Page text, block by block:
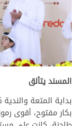
.
المسند يتألق
بداية المتعة
بكار مفتوح، أقوى